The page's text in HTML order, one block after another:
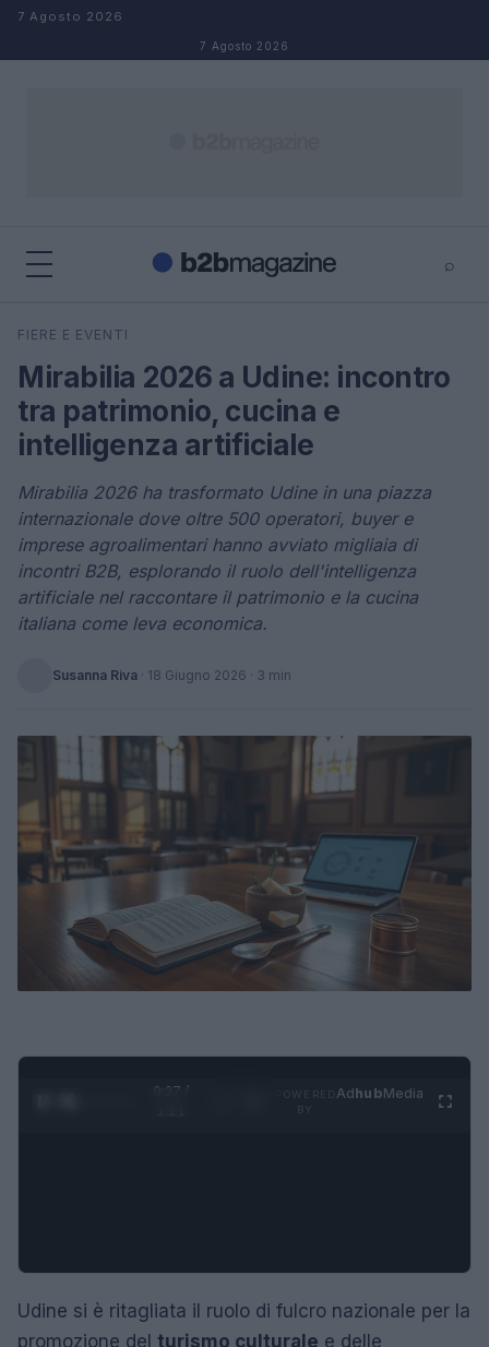
Salta al contenuto
7 Agosto 2026
7 Agosto 2026
⌕
Cerca
FIERE E EVENTI
Mirabilia 2026 a Udine: incontro
tra patrimonio, cucina e
intelligenza artificiale
Mirabilia 2026 ha trasformato Udine in una piazza
internazionale dove oltre 500 operatori, buyer e
imprese agroalimentari hanno avviato migliaia di
incontri B2B, esplorando il ruolo dell'intelligenza
artificiale nel raccontare il patrimonio e la cucina
italiana come leva economica.
Susanna Riva · 18 Giugno 2026 · 3 min
0:28 /
AdhubMedia
Udine si è ritagliata il ruolo di fulcro nazionale per la
promozione del turismo culturale e delle